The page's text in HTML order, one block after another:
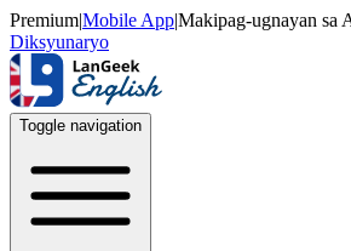
Premium|Mobile App|Makipag-ugnayan sa
Diksyunaryo
Toggle navigation